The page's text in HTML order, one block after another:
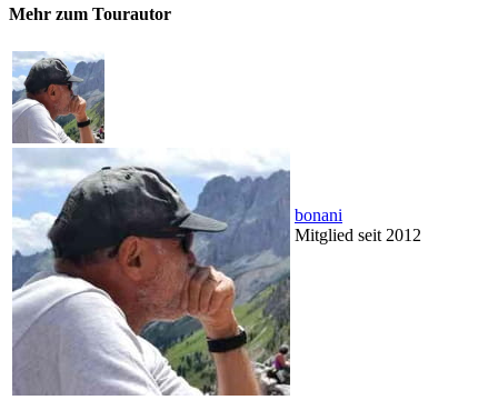
Mehr zum Tourautor
bonani
Mitglied seit 2012